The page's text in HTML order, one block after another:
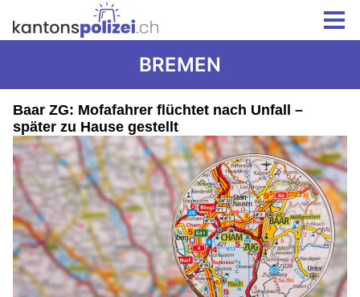
BREMEN
Baar ZG: Mofafahrer flüchtet nach Unfall –
später zu Hause gestellt